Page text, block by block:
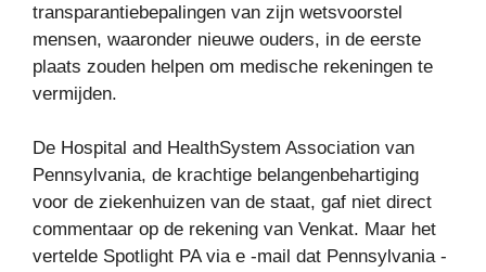
transparantiebepalingen van zijn wetsvoorstel
mensen, waaronder nieuwe ouders, in de eerste
plaats zouden helpen om medische rekeningen te
vermijden.
De Hospital and HealthSystem Association van
Pennsylvania, de krachtige belangenbehartiging
voor de ziekenhuizen van de staat, gaf niet direct
commentaar op de rekening van Venkat. Maar het
vertelde Spotlight PA via e -mail dat Pennsylvania -